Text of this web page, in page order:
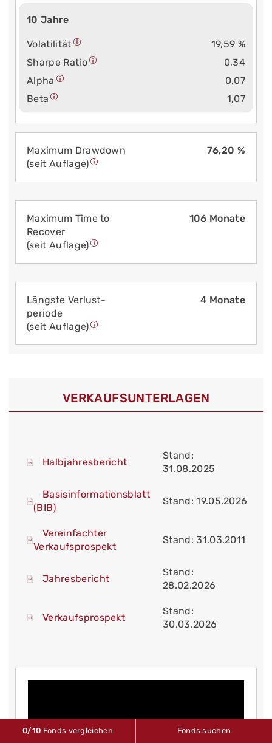
10 Jahre
Volatilität
19,59 %
Sharpe Ratio
0,34
Alpha
0,07
Beta
1,07
Maximum Drawdown
(seit Auflage)
76,20 %
Maximum Time to
Recover
(seit Auflage)
106 Monate
Längste Verlust­
periode
(seit Auflage)
4 Monate
VERKAUFS­UNTERLAGEN
Halbjahresbericht
Stand:
31.08.2025
Basisinformationsblatt
(BIB)
Stand: 19.05.2026
Vereinfachter
Verkaufsprospekt
Stand: 31.03.2011
Jahresbericht
Stand:
28.02.2026
Verkaufsprospekt
Stand:
30.03.2026
0/10 Fonds vergleichen Fonds suchen